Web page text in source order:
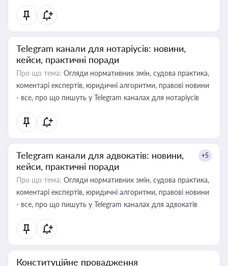
Telegram канали для нотаріусів: новини,
кейси, практичні поради
Про що тема: Огляди нормативних змін, судова практика,
коментарі експертів, юридичні алгоритми, правові новини
- все, про що пишуть у Telegram каналах для нотаріусів
Telegram канали для адвокатів: новини,
кейси, практичні поради
+5
Про що тема: Огляди нормативних змін, судова практика,
коментарі експертів, юридичні алгоритми, правові новини
- все, про що пишуть у Telegram каналах для адвокатів
Конституційне провадження